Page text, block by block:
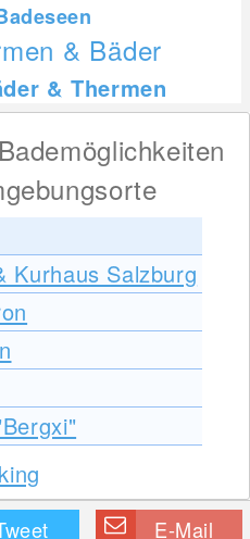
& Bäder
& Thermen
Kurhaus Salzburg
E-Mail